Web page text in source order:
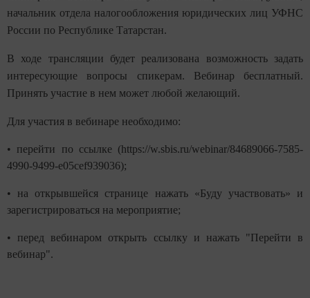
начальник отдела налогообложения юридических лиц УФНС
России по Республике Татарстан.
В ходе трансляции будет реализована возможность задать
интересующие вопросы спикерам. Вебинар бесплатный.
Принять участие в нем может любой желающий.
Для участия в вебинаре необходимо:
• перейти по ссылке (https://w.sbis.ru/webinar/84689066-7585-
4990-9499-e05cef939036);
•
на открывшейся странице нажать «Буду участвовать» и
зарегистрироваться на мероприятие;
•
перед вебинаром открыть ссылку и нажать "Перейти в
вебинар".